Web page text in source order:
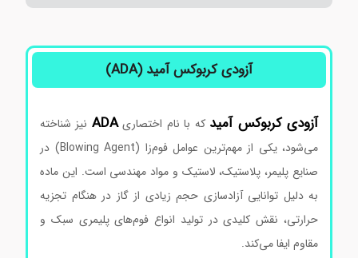
آزودی‌ کربوکس آمید (ADA)
آزودی‌ کربوکس آمیدکه با نام اختصاریADAنیز شناخته
می‌شود، یکی از مهم‌ترین عوامل فوم‌زا (Blowing Agent) در
صنایع پلیمر، پلاستیک، لاستیک و مواد مهندسی است. این ماده
به دلیل توانایی آزادسازی حجم زیادی از گاز در هنگام تجزیه
حرارتی، نقش کلیدی در تولید انواع فوم‌های پلیمری سبک و
مقاوم ایفا می‌کند.